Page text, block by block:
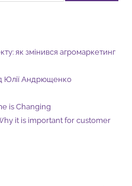
як змінився агромаркетинг
Юлії Андрющенко
is Changing
it is important for customer